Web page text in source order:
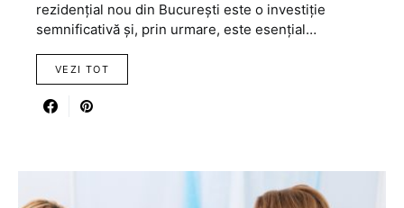
rezidențial nou din București este o investiție
semnificativă și, prin urmare, este esențial…
VEZI TOT